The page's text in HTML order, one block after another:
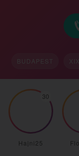
BUDAPEST
Hajni25
30